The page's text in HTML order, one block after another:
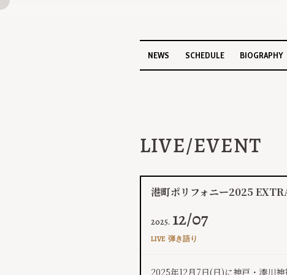
NEWS SCHEDULE BIOGRAPHY
LIVE/EVENT
港町ポリフォニー2025
2025. 12/07
LIVE 弾き語り
2025年12月7日(日)に神戸・湊川